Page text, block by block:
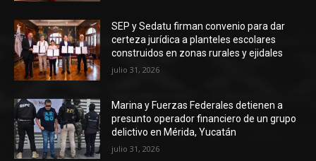
SEP y Sedatu firman convenio para dar
certeza jurídica a planteles escolares
construidos en zonas rurales y ejidales
julio 31, 2026
Marina y Fuerzas Federales detienen a
presunto operador financiero de un grupo
delictivo en Mérida, Yucatán
julio 31, 2026